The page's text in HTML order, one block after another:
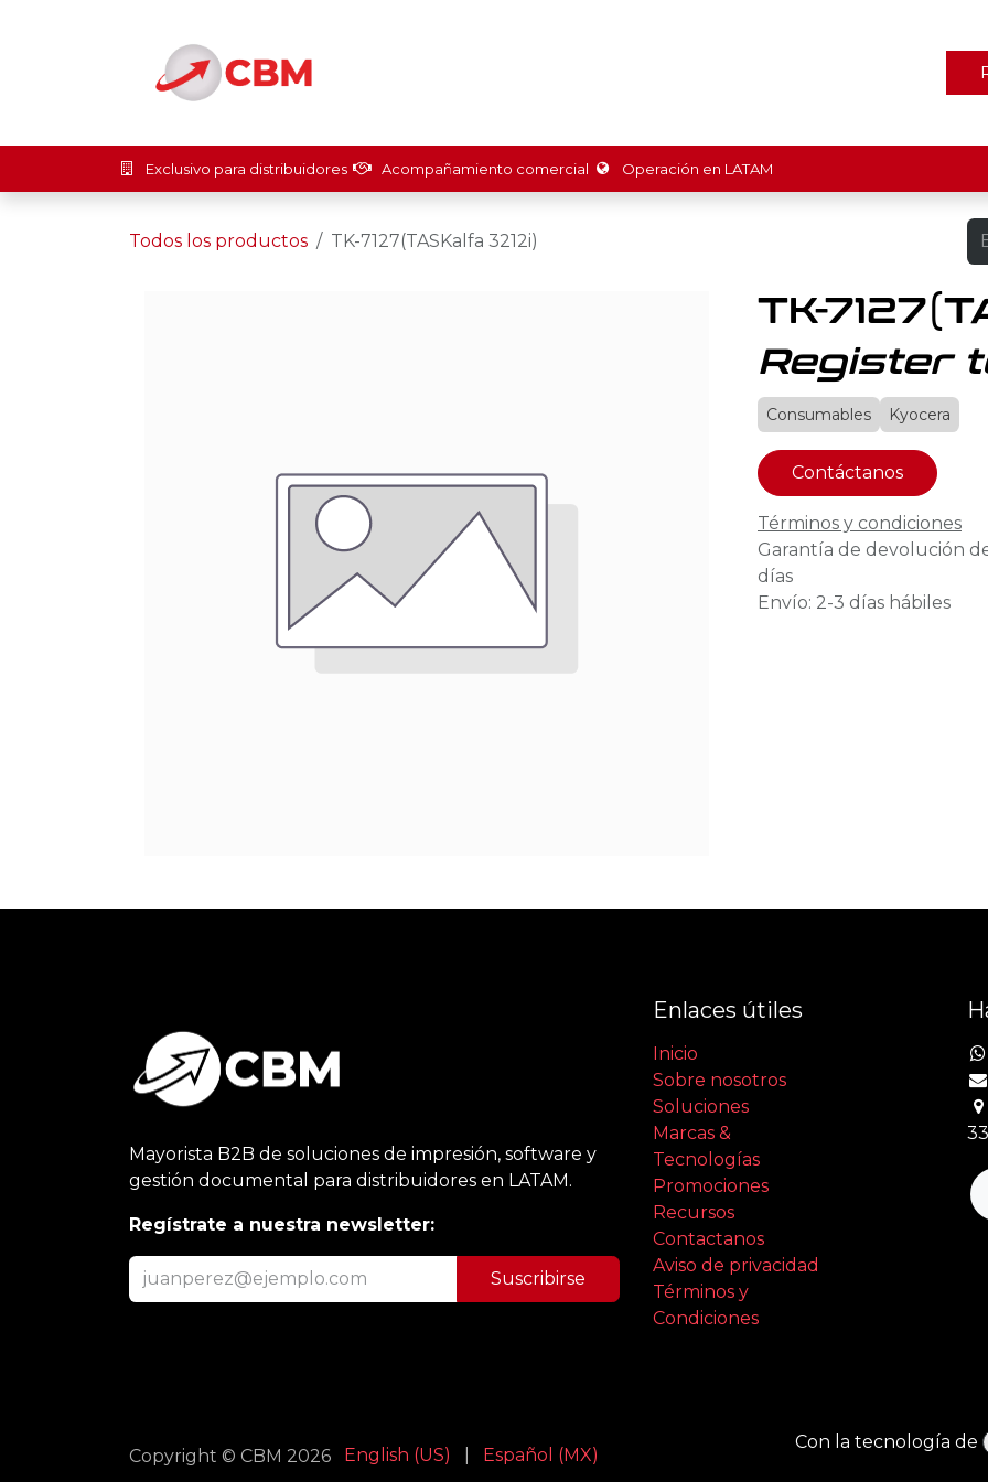
Exclusivo para distribuidores Acompañamiento comercial Operación en LATAM
Todos los productos TK-7127(TASKalfa 3212i)
TK-
Register
Consumables Kyocera
Contáctanos
Términos y condiciones
Garantía de devolución
días
Envío: 2-3 días hábiles
Mayorista B2B de soluciones de impresión, software y
gestión documental para distribuidores en LATAM.
Regístrate a nuestra newsletter:
Suscribirse
Enlaces útiles
Inicio
Sobre nosotros
Soluciones
Marcas &
Tecnologías
Promociones
Recursos
Contactanos
Aviso de privacidad
Términos y
Condiciones
Copyright © CBM 2026 English (US) Español (MX)
Con la tecnología de